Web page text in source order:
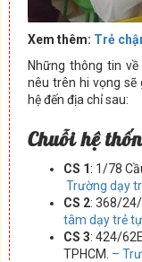
Xem thêm: Trẻ
Những thông tin về
nêu trên hi vọng sẽ
hệ đến địa chỉ sau:
Chuỗi hệ
CS 1 : 1/78
Trường dạy
CS 2: 368/24/
tâm dạy trẻ
CS 3: 424/
TPHCM. –